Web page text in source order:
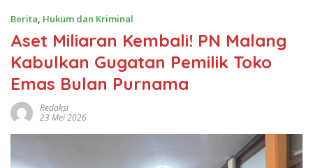
Berita, Hukum dan Kriminal
Aset Miliaran Kembali! PN Malang
Kabulkan Gugatan Pemilik Toko
Emas Bulan Purnama
Redaksi
23 Mei 2026